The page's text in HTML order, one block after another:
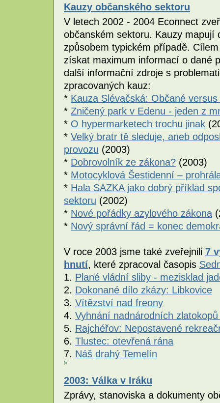
Kauzy občanského sektoru
V letech 2002 - 2004 Econnect
občanském sektoru. Kauzy
způsobem typickém případě.
získat maximum informací o dané
další informační zdroje s
zpracovaných kauz:
* Kauza Slévačská: Občané
* Zničený park v Edenu - jeden z
* O hypermarketech trochu jinak
* Velký bratr tě sleduje, aneb
provozu (2003)
* Dobrovolník ze zákona? (2003)
* Motocyklová Šestidenní –
* Hala SAZKA jako dobrý příklad
sektoru (2002)
* Nové pořádky azylového zákona
* Nový správní řád = konec
V roce 2003 jsme také zveřejnili 7
hnutí, které zpracoval časopis
1. Plané vládní sliby - mezisklad
2. Dokonané dílo zkázy: Libkovice
3. Vítězství nad freony
4. Vyhnání nadnárodních
5. Rajchéřov: Nepostavené
6. Tlustec: otevřená rána
7. Náš drahý Temelín
2003: Válka v Iráku
Zprávy, stanoviska a dokumenty